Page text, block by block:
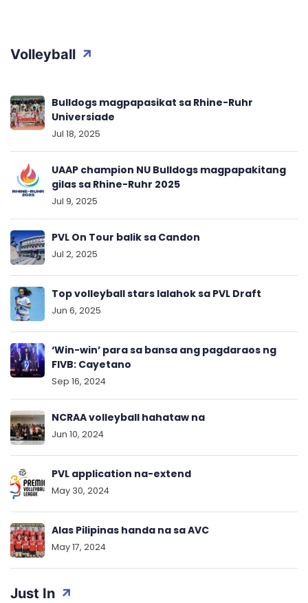
Just In
Volleyball
Bulldogs magpapasikat sa Rhine-Ruhr
Universiade
Jul 18, 2025
UAAP champion NU Bulldogs magpapakitang
gilas sa Rhine-Ruhr 2025
Jul 9, 2025
PVL On Tour balik sa Candon
Jul 2, 2025
Top volleyball stars lalahok sa PVL Draft
Jun 6, 2025
‘Win-win’ para sa bansa ang pagdaraos ng
FIVB: Cayetano
Sep 16, 2024
NCRAA volleyball hahataw na
Jun 10, 2024
PVL application na-extend
May 30, 2024
Alas Pilipinas handa na sa AVC
May 17, 2024